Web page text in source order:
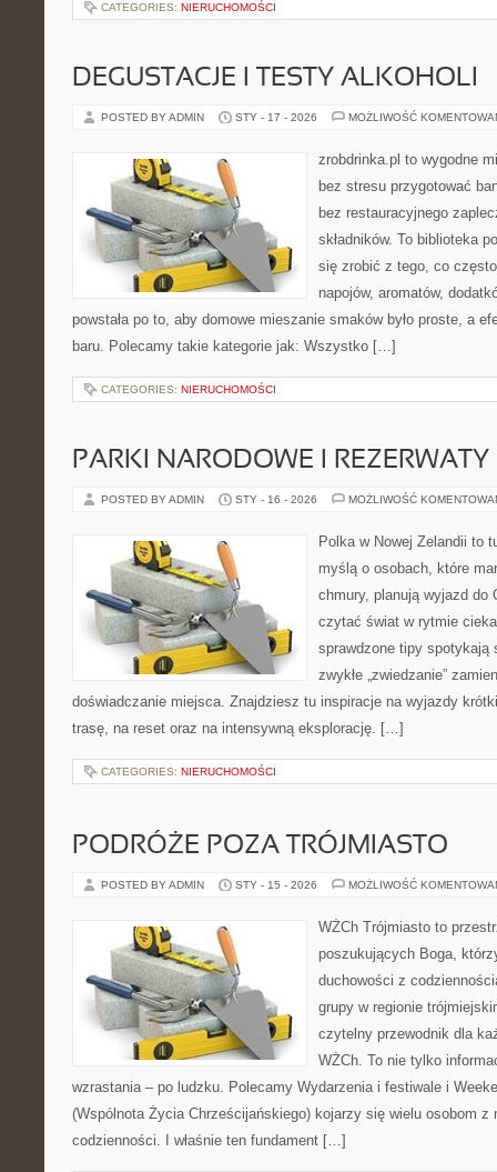
CATEGORIES: NIERUCHOMOŚCI
DEGUSTACJE I TESTY ALKOHOLI
POSTED BY ADMIN STY - 17 - 2026 MOŻLIWOŚĆ
zrobdrinka.pl to wygodne
bez stresu przygotować
bez restauracyjnego
składników. To biblioteka
się zrobić z tego, co
napojów, aromatów,
powstała po to, aby domowe mieszanie smaków było proste, a
baru. Polecamy takie kategorie jak: Wszystko […]
CATEGORIES: NIERUCHOMOŚCI
PARKI NARODOWE I
POSTED BY ADMIN STY - 16 - 2026 MOŻLIWOŚĆ
Polka w Nowej Zelandii to
myślą o osobach, które
chmury, planują wyjazd do
czytać świat w rytmie
sprawdzone tipy spotykają
zwykłe „zwiedzanie”
doświadczanie miejsca. Znajdziesz tu inspiracje na wyjazdy
trasę, na reset oraz na intensywną eksplorację. […]
CATEGORIES: NIERUCHOMOŚCI
PODRÓŻE POZA TRÓJMIASTO
POSTED BY ADMIN STY - 15 - 2026 MOŻLIWOŚĆ
WŻCh Trójmiasto to
poszukujących Boga,
duchowości z
grupy w regionie
czytelny przewodnik dla
WŻCh. To nie tylko
wzrastania – po ludzku. Polecamy Wydarzenia i festiwale i
(Wspólnota Życia Chrześcijańskiego) kojarzy się wielu osobom z
codzienności. I właśnie ten fundament […]